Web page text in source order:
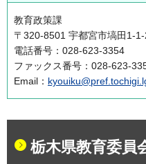
教育政策課
〒320-8501 宇都宮市塙田1-
電話番号：028-623-3354
ファックス番号：028-623-
Email：
栃木県教育委員